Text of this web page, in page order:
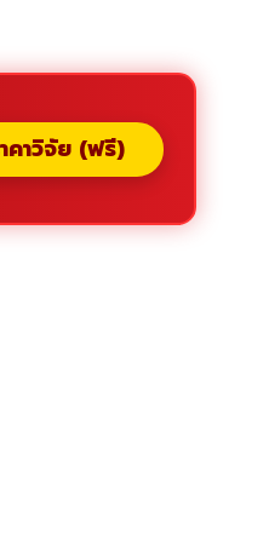
คาวิจัย (ฟรี)